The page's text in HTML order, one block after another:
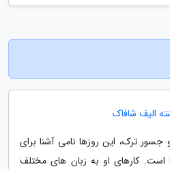
الیف شافاک
ترک، این روزها نامی آشنا برای
است. کارهای او به زبان های مختلف